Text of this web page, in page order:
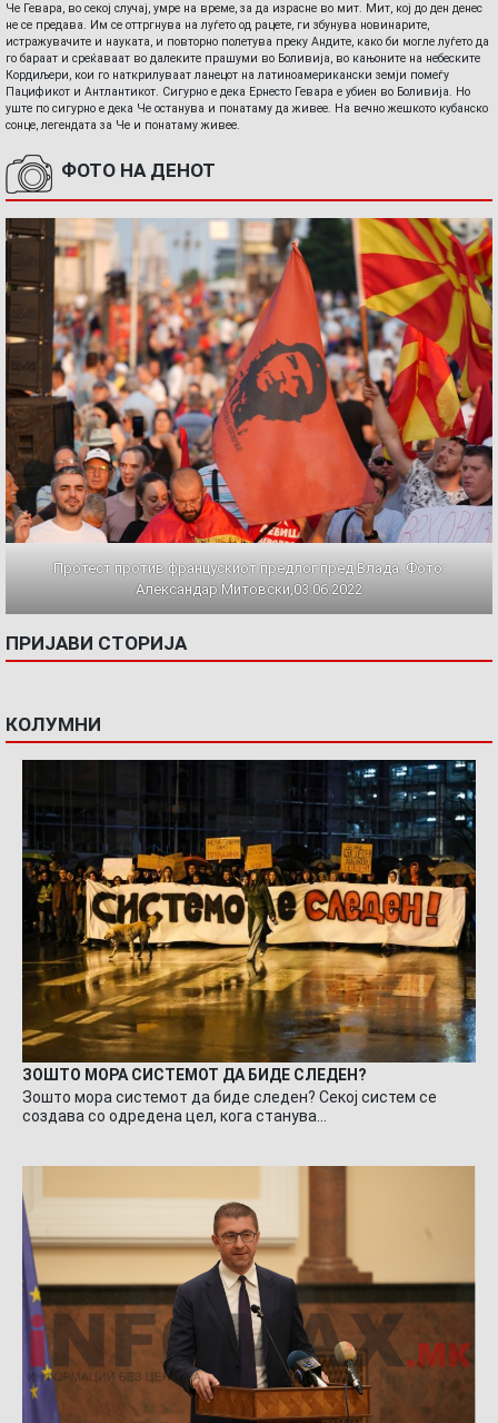
Че Гевара, во секој случај, умре на време, за да израсне во мит. Мит, кој до ден денес
не се предава. Им се оттргнува на луѓето од рацете, ги збунува новинарите,
истражувачите и науката, и повторно полетува преку Андите, како би могле луѓето да
го бараат и среќаваат во далеките прашуми во Боливија, во кањоните на небеските
Кордиљери, кои го наткрилуваат ланецот на латиноамерикански земји помеѓу
Пацификот и Антлантикот. Сигурно е дека Ернесто Гевара е убиен во Боливија. Но
уште по сигурно е дека Че останува и понатаму да живее. На вечно жешкото кубанско
сонце, легендата за Че и понатаму живее.
ФОТО НА ДЕНОТ
Протест против францускиот предлог пред Влада. Фото:
Александар Митовски,03.06.2022
ПРИЈАВИ СТОРИЈА
КОЛУМНИ
ЗОШТО МОРА СИСТЕМОТ ДА БИДЕ СЛЕДЕН?
Зошто мора системот да биде следен? Секој систем се
создава со одредена цел, кога станува…